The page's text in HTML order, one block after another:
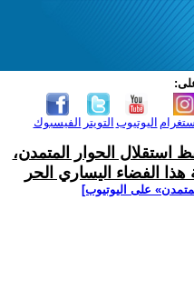
الفيسبوك التويتر اليوتيوب
استقلال الحوار المتمدن،
الفضاء اليساري الحر
على اليوتيوب]